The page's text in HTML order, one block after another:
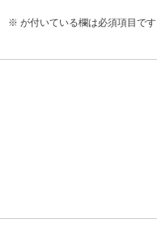
※ が付いている欄は必須項目です